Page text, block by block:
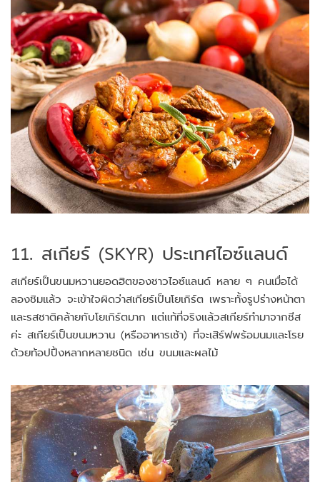
11. สเกียร์ (SKYR) ประเทศไอซ์แลนด์
สเกียร์เป็นขนมหวานยอดฮิตของชาวไอซ์แลนด์ หลาย ๆ คนเมื่อได้
ลองชิมแล้ว จะเข้าใจผิดว่าสเกียร์เป็นโยเกิร์ต เพราะทั้งรูปร่างหน้าตา
และรสชาติคล้ายกับโยเกิร์ตมาก แต่แท้ที่จริงแล้วสเกียร์ทำมาจากชีส
ค่ะ สเกียร์เป็นขนมหวาน (หรืออาหารเช้า) ที่จะเสิร์ฟพร้อมนมและโรย
ด้วยท้อปปิ้งหลากหลายชนิด เช่น ขนมและผลไม้